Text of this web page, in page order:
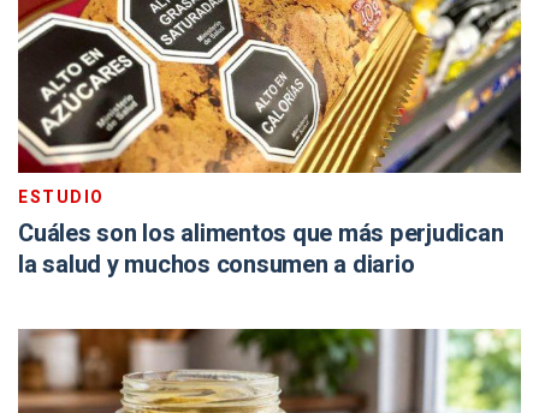
ESTUDIO
Cuáles son los alimentos que más perjudican
la salud y muchos consumen a diario